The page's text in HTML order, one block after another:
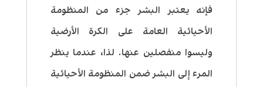
فإنه يعتبر البشر جزء من المنظومة
الأحيائية العامة على الكرة الأرضية
وليسوا منفصلين عنها. لذا، عندما ينظر
المرء إلى البشر ضمن المنظومة الأحيائية